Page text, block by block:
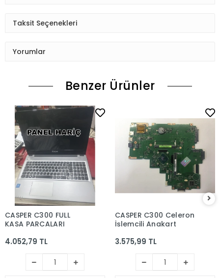
Taksit Seçenekleri
Yorumlar
Benzer Ürünler
CASPER C300 FULL
KASA PARCALARI
4.052,79 TL
CASPER C300 Celeron
İşlemcili Anakart
3.575,99 TL